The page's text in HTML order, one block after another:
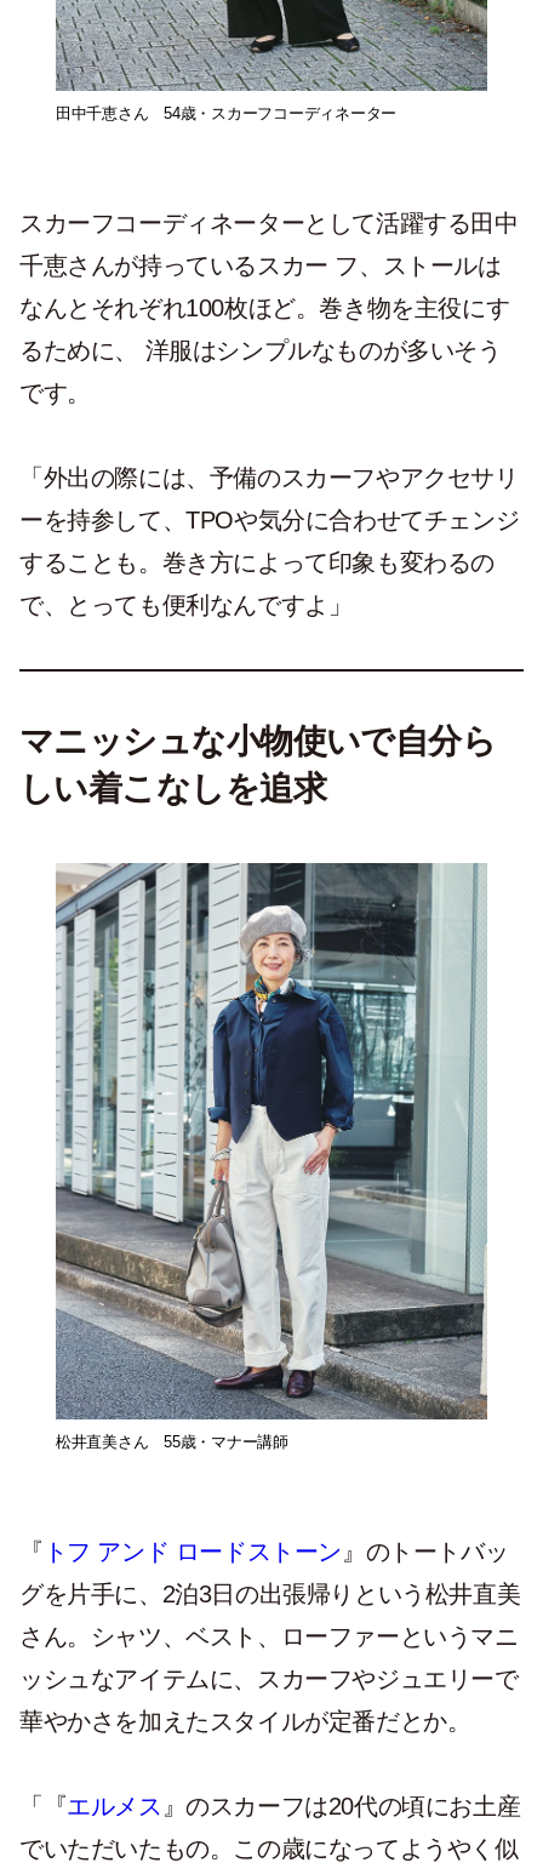
田中千恵さん 54歳・スカーフコーディネーター
スカーフコーディネーターとして活躍する田中
千恵さんが持っているスカー フ、ストールは
なんとそれぞれ100枚ほど。巻き物を主役にす
るために、 洋服はシンプルなものが多いそう
です。
「外出の際には、予備のスカーフやアクセサリ
ーを持参して、TPOや気分に合わせてチェンジ
することも。巻き方によって印象も変わるの
で、とっても便利なんですよ」
マニッシュな小物使いで自分ら
しい着こなしを追求
松井直美さん 55歳・マナー講師
『 トフ アンド ロードストーン 』のトートバッ
グを片手に、2泊3日の出張帰りという松井直美
さん。シャツ、ベスト、ローファーというマニ
ッシュなアイテムに、スカーフやジュエリーで
華やかさを加えたスタイルが定番だとか。
「『エルメス 』のスカーフは20代の頃にお土産
でいただいたもの。この歳になってようやく似